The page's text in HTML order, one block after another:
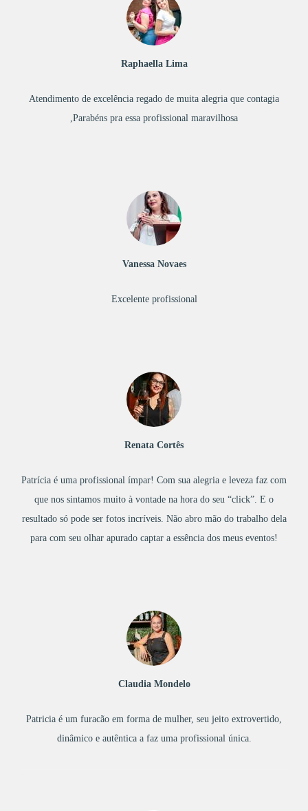
Atendimento de excelência regado de muita alegria que contagia
,Parabéns pra essa profissional maravilhosa
Raphaella Lima
Excelente profissional
Vanessa Novaes
Patrícia é uma profissional ímpar! Com sua alegria e leveza faz com
que nos sintamos muito à vontade na hora do seu “click”. E o
resultado só pode ser fotos incríveis. Não abro mão do trabalho dela
para com seu olhar apurado captar a essência dos meus eventos!
Renata Cortês
Patricia é um furacão em forma de mulher, seu jeito extrovertido,
dinâmico e autêntica a faz uma profissional única.
Claudia Mondelo